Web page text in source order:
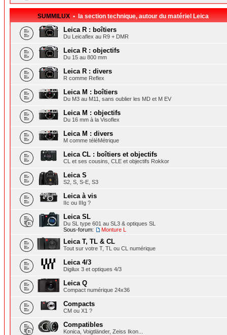
SUMMILUX • la section technique, autour du matériel Leica
Leica R : boîtiers
Du Leicaflex au R9 + DMR
Leica R : objectifs
Du 15 au 800 mm
Leica R : divers
R comme Reflex
Leica M : boîtiers
Du M3 au M11, sans oublier les MD et M EV
Leica M : objectifs
Du 16 mm à la Visoflex
Leica M : divers
M comme téléMétrique
Leica CL : boîtiers et objectifs
CL et ses cousins, CLE et objectifs Rokkor
Leica S
S2, S, S-E, S3
Leica à vis
IIc ou IIIg ?
Leica SL
Du SL type 601 au SL3 & optiques SL
Sous-forum:
Monture L
Leica T, TL & CL
Tout sur votre T, TL ou CL numérique
Leica 4/3
Digilux 3 et optiques 4/3
Leica Q
Compact numérique 24x36
Compacts
CM ou X1 ?
Compatibles
Konica, Voigtländer, Zeiss Ikon...